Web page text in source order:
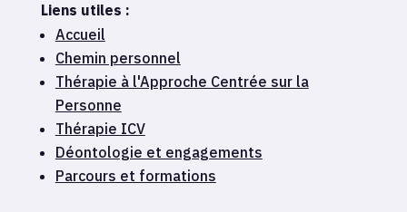
Liens utiles :
Accueil
Chemin personnel
Thérapie à l'Approche Centrée sur la
Personne
Thérapie ICV
Déontologie et engagements
Parcours et formations